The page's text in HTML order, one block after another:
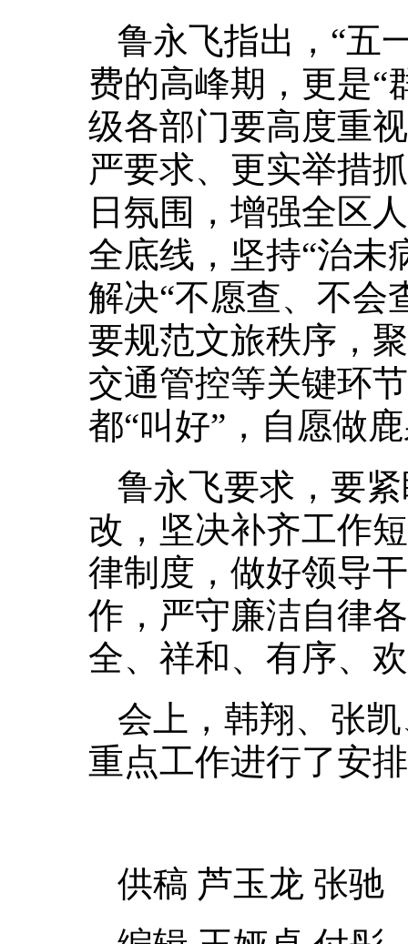
鲁永飞指出，“五
费的高峰期，更是“
级各部门要高度重
严要求、更实举措
日氛围，增强全区
全底线，坚持“治未
解决“不愿查、不会
要规范文旅秩序，
交通管控等关键环
都“叫好”，自愿做
鲁永飞要求，要
改，坚决补齐工作
律制度，做好领导
作，严守廉洁自律
全、祥和、有序、
会上，韩翔、张
重点工作进行了安
供稿 芦玉龙 张驰